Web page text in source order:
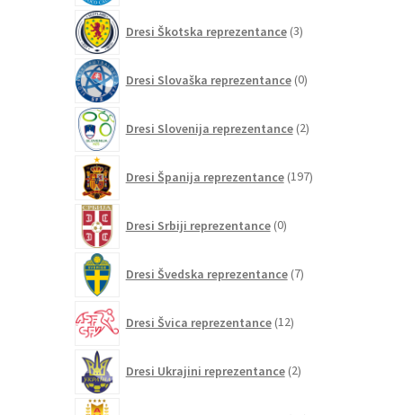
Dresi Škotska reprezentance 3izdelki
Dresi Slovaška reprezentance 0izdelkov
Dresi Slovenija reprezentance 2izdelka
Dresi Španija reprezentance 197izdelkov
Dresi Srbiji reprezentance 0izdelkov
Dresi Švedska reprezentance 7izdelkov
Dresi Švica reprezentance 12izdelkov
Dresi Ukrajini reprezentance 2izdelka